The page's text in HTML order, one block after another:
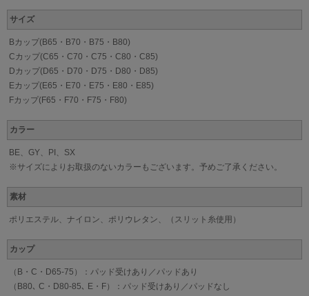
サイズ
Bカップ(B65・B70・B75・B80)
Cカップ(C65・C70・C75・C80・C85)
Dカップ(D65・D70・D75・D80・D85)
Eカップ(E65・E70・E75・E80・E85)
Fカップ(F65・F70・F75・F80)
カラー
BE、GY、PI、SX
※サイズによりお取扱のないカラーもございます。予めご了承ください。
素材
ポリエステル、ナイロン、ポリウレタン、（スリット糸使用）
カップ
（B・C・D65-75）：パッド受けあり／パッドあり
（B80､ C・D80-85､ E・F）：パッド受けあり／パッドなし